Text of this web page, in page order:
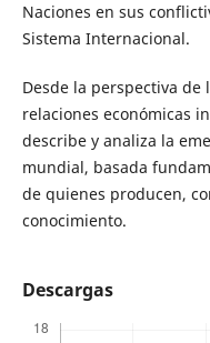
Naciones en sus
Sistema Internacional.
Desde la perspectiva de
relaciones económicas
describe y analiza la
mundial, basada
de quienes producen,
conocimiento.
Descargas